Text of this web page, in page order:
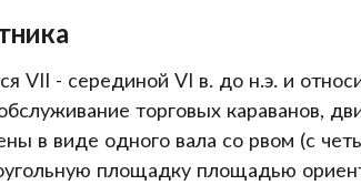
VII - серединой VI в. до н.э. и
торговых караванов,
в виде одного вала со рвом (с
площадку площадью